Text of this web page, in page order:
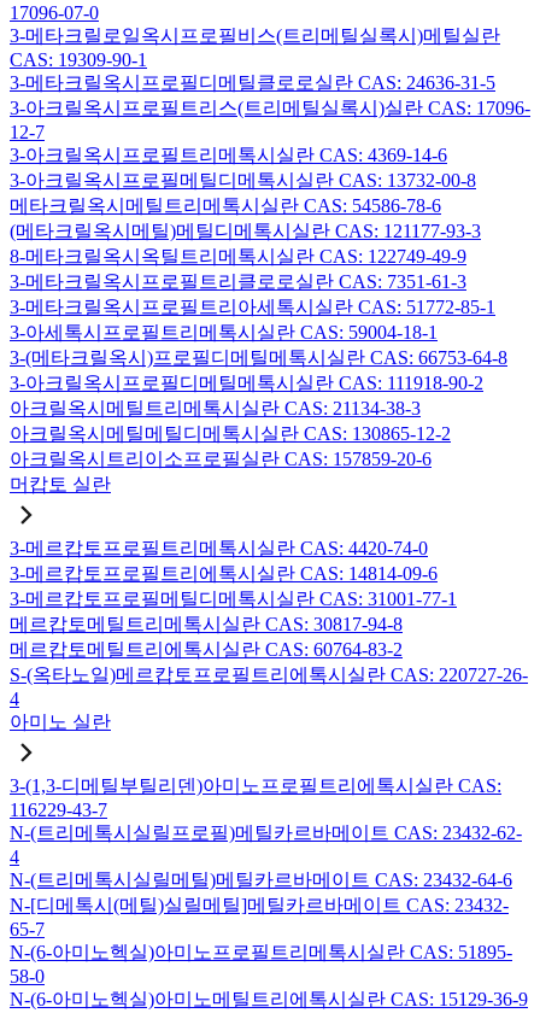
17096-07-0
3-메타크릴로일옥시프로필비스(트리메틸실록시)메틸실란
CAS: 19309-90-1
3-메타크릴옥시프로필디메틸클로로실란 CAS: 24636-31-5
3-아크릴옥시프로필트리스(트리메틸실록시)실란 CAS: 17096-
12-7
3-아크릴옥시프로필트리메톡시실란 CAS: 4369-14-6
3-아크릴옥시프로필메틸디메톡시실란 CAS: 13732-00-8
메타크릴옥시메틸트리메톡시실란 CAS: 54586-78-6
(메타크릴옥시메틸)메틸디메톡시실란 CAS: 121177-93-3
8-메타크릴옥시옥틸트리메톡시실란 CAS: 122749-49-9
3-메타크릴옥시프로필트리클로로실란 CAS: 7351-61-3
3-메타크릴옥시프로필트리아세톡시실란 CAS: 51772-85-1
3-아세톡시프로필트리메톡시실란 CAS: 59004-18-1
3-(메타크릴옥시)프로필디메틸메톡시실란 CAS: 66753-64-8
3-아크릴옥시프로필디메틸메톡시실란 CAS: 111918-90-2
아크릴옥시메틸트리메톡시실란 CAS: 21134-38-3
아크릴옥시메틸메틸디메톡시실란 CAS: 130865-12-2
아크릴옥시트리이소프로필실란 CAS: 157859-20-6
머캅토 실란
3-메르캅토프로필트리메톡시실란 CAS: 4420-74-0
3-메르캅토프로필트리에톡시실란 CAS: 14814-09-6
3-메르캅토프로필메틸디메톡시실란 CAS: 31001-77-1
메르캅토메틸트리메톡시실란 CAS: 30817-94-8
메르캅토메틸트리에톡시실란 CAS: 60764-83-2
S-(옥타노일)메르캅토프로필트리에톡시실란 CAS: 220727-26-
4
아미노 실란
3-(1,3-디메틸부틸리덴)아미노프로필트리에톡시실란 CAS:
116229-43-7
N-(트리메톡시실릴프로필)메틸카르바메이트 CAS: 23432-62-
4
N-(트리메톡시실릴메틸)메틸카르바메이트 CAS: 23432-64-6
N-[디메톡시(메틸)실릴메틸]메틸카르바메이트 CAS: 23432-
65-7
N-(6-아미노헥실)아미노프로필트리메톡시실란 CAS: 51895-
58-0
N-(6-아미노헥실)아미노메틸트리에톡시실란 CAS: 15129-36-9